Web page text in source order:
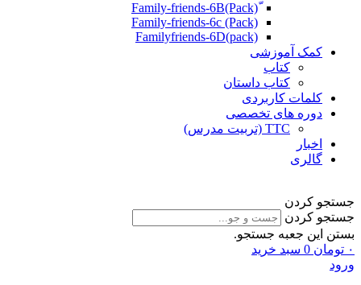
Family-friends-6c (Pack)
Familyfriends-6D(pack)
کمک آموزشی
کتاب
کتاب داستان
کلمات کاربردی
دوره های تخصصی
TTC (تربیت مدرس)
اخبار
گالری
جستجو کردن
جستجو کردن
بستن این جعبه جستجو.
۰ تومان 0 سبد خرید
ورود